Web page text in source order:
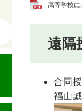
高等学校に
遠隔
合同
福山